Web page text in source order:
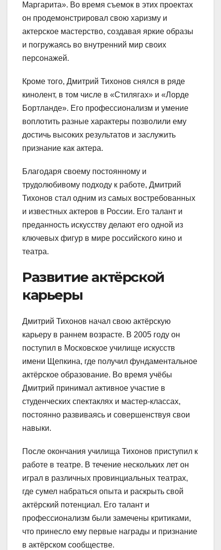
Маргарита». Во время съемок в этих проектах
он продемонстрировал свою харизму и
актерское мастерство, создавая яркие образы
и погружаясь во внутренний мир своих
персонажей.
Кроме того, Дмитрий Тихонов снялся в ряде
кинолент, в том числе в «Стилягах» и «Лорде
Бортланде». Его профессионализм и умение
воплотить разные характеры позволили ему
достичь высоких результатов и заслужить
признание как актера.
Благодаря своему постоянному и
трудолюбивому подходу к работе, Дмитрий
Тихонов стал одним из самых востребованных
и известных актеров в России. Его талант и
преданность искусству делают его одной из
ключевых фигур в мире российского кино и
театра.
Развитие актёрской
карьеры
Дмитрий Тихонов начал свою актёрскую
карьеру в раннем возрасте. В 2005 году он
поступил в Московское училище искусств
имени Щепкина, где получил фундаментальное
актёрское образование. Во время учёбы
Дмитрий принимал активное участие в
студенческих спектаклях и мастер-классах,
постоянно развиваясь и совершенствуя свои
навыки.
После окончания училища Тихонов приступил к
работе в театре. В течение нескольких лет он
играл в различных провинциальных театрах,
где сумел набраться опыта и раскрыть свой
актёрский потенциал. Его талант и
профессионализм были замечены критиками,
что принесло ему первые награды и признание
в актёрском сообществе.